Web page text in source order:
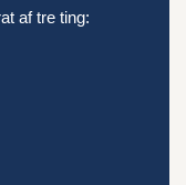
af tre ting: